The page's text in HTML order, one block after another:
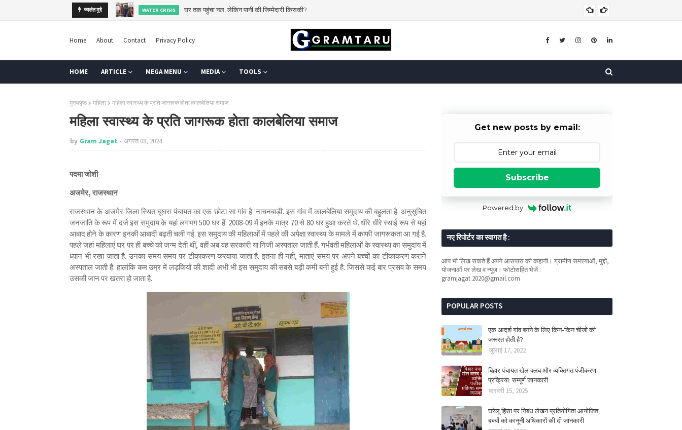
ज्वलंत मुद्दे AGRI कब तक कर्ज के सहारे खेती करेगा किसान?
Home About Contact Privacy Policy
HOME ARTICLE MEGA MENU MEDIA TOOLS
मुख्यपृष्ठ महिला महिला स्वास्थ्य के प्रति जागरूक होता कालबेलिया समाज
महिला स्वास्थ्य के प्रति जागरूक होता कालबेलिया समाज
by Gram Jagat अगस्त 08, 2024
पदमा जोशी
अजमेर, राजस्थान
राजस्थान के अजमेर जिला स्थित घूघरा पंचायत का एक छोटा सा गांव है 'नाचनबाड़ी'. इस गांव में कालबेलिया समुदाय की बहुलता है. अनुसूचित
जनजाति के रूप में दर्ज इस समुदाय के यहां लगभग 500 घर हैं. 2008-09 में इनके मात्र 70 से 80 घर हुआ करते थे. धीरे धीरे स्थाई रूप से यहां
आबाद होने के कारण इनकी आबादी बढ़ती चली गई. इस समुदाय की महिलाओं में पहले की अपेक्षा स्वास्थ्य के मामले में काफी जागरूकता आ गई है.
पहले जहां महिलाएं घर पर ही बच्चे को जन्म देती थीं, वहीं अब वह सरकारी या निजी अस्पताल जाती हैं. गर्भवती महिलाओं के स्वास्थ्य का समुदाय में
ध्यान भी रखा जाता है. उनका समय समय पर टीकाकरण करवाया जाता है. इतना ही नहीं, माताएं समय पर अपने बच्चों का टीकाकरण कराने
अस्पताल जाती हैं. हालांकि कम उम्र में लड़कियों की शादी अभी भी इस समुदाय की सबसे बड़ी कमी बनी हुई है. जिससे कई बार प्रसव के समय
उसकी जान पर खतरा हो जाता है.
Get new posts by email:
Subscribe
Powered by
नए रिपोर्टर का स्वागत है :
आप भी लिख सकते हैं अपने आसपास की कहानी। ग्रामीण समस्याओं, मुद्दों,
योजनाओं पर लेख व न्यूज़। फोटोसहित भेजें :
gramjagat.2020@gmail.com
POPULAR POSTS
एक आदर्श गांव बनने के लिए किन-किन चीजों की
जरूरत होती है?
जुलाई 17, 2022
बिहार पंचायत खेल क्लब और व्यक्तिगत पंजीकरण
प्रक्रिया: सम्पूर्ण जानकारी
फ़रवरी 15, 2025
घरेलू हिंसा पर निबंध लेखन प्रतियोगिता आयोजित,
बच्चों को कानूनी अधिकारों की दी जानकारी